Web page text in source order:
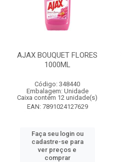
AJAX BOUQUET FLORES
1000ML
Código: 348440
Embalagem: Unidade
Caixa contém 12 unidade(s)
EAN: 7891024127629
Faça seu login ou
cadastre-se para
ver preços e
comprar